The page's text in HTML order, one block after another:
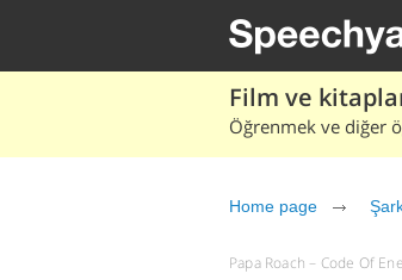
Film ve
Öğrenmek ve diğer
Home page
Papa Roach – Code Of